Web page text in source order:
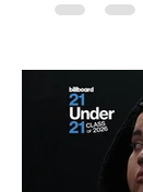
un papel
recientes
enfrenta